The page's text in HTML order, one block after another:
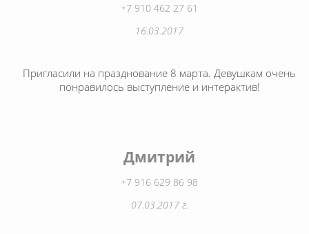
+7 910 462 27 61
16.03.2017
Пригласили на празднование 8 марта. Девушкам очень
понравилось выступление и интерактив!
Дмитрий
+7 916 629 86 98
07.03.2017 г.